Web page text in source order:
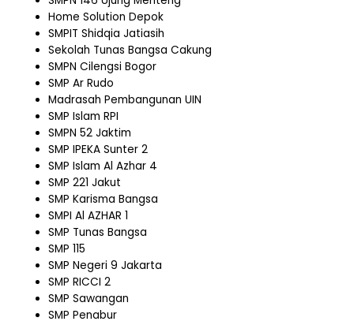
Home Solution Depok
SMPIT Shidqia Jatiasih
Sekolah Tunas Bangsa Cakung
SMPN Cilengsi Bogor
SMP Ar Rudo
Madrasah Pembangunan UIN
SMP Islam RPI
SMPN 52 Jaktim
SMP IPEKA Sunter 2
SMP Islam Al Azhar 4
SMP 221 Jakut
SMP Karisma Bangsa
SMPI Al AZHAR 1
SMP Tunas Bangsa
SMP 115
SMP Negeri 9 Jakarta
SMP RICCI 2
SMP Sawangan
SMP Penabur